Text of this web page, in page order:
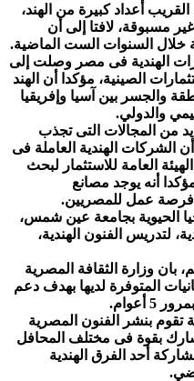
أعداد كبيرة من الهند،
مسبوقة، لافتا إلى أن
خلال السنوات الست الماضية.
الهندية فى مصر وصلت إلى
4 أضعاف الاستثمارات الصينية، مؤكدا أن الهند
والجسر بين آسيا وإفريقيا
والدولي.
من المجالات التى تجذب
أن الشركات الهندية العاملة فى
العامة للاستثمار لبحث
أنه يوجد مصانع
الحيوية بجامعة عين شمس،
لتدريس الفنون الهندية،
بان وزارة الثقافة المصرية
المتوفرة لديها بهدف دعم
تقوم بنشر الفنون المصرية
بقوة فى مختلف المحافل
أحد الفرق الهندية